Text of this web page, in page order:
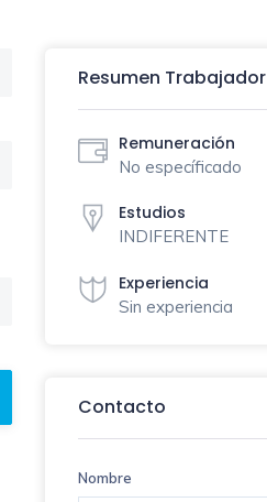
Resumen Trabajador
Remuneración
No específicado
Estudios
INDIFERENTE
Experiencia
Sin experiencia
Contacto
Nombre